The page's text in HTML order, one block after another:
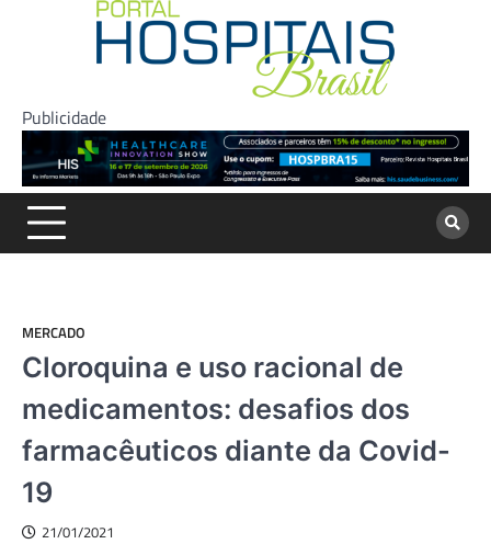
Publicidade
MERCADO
Cloroquina e uso racional de
medicamentos: desafios dos
farmacêuticos diante da Covid-
19
21/01/2021